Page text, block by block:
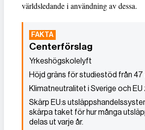
världsledande i användning av dessa.
Centerförslag
Yrkeshögskolelyft
Höjd gräns för studiestöd från 47
Klimatneutralitet i Sverige och EU
Skärp EU:s
skärpa taket för hur många
delas ut varje år.